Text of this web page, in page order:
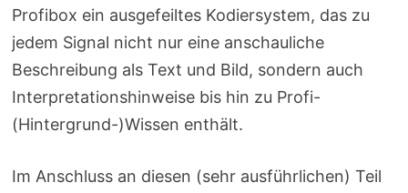
Profibox ein ausgefeiltes Kodiersystem, das zu
jedem Signal nicht nur eine anschauliche
Beschreibung als Text und Bild, sondern auch
Interpretationshinweise bis hin zu Profi-
(Hintergrund-)Wissen enthält.
Im Anschluss an diesen (sehr ausführlichen) Teil